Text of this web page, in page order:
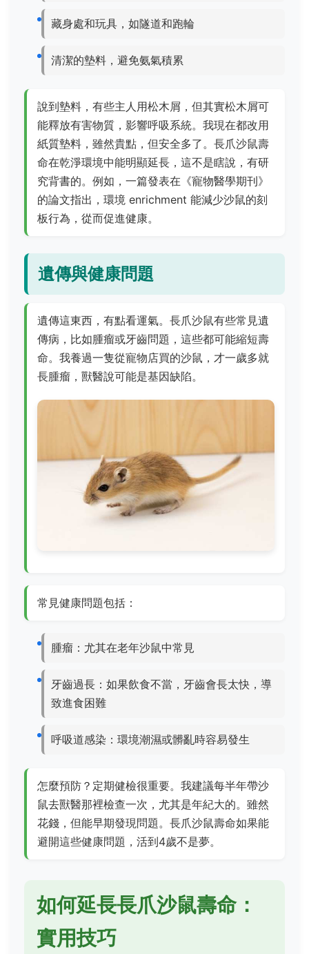
藏身處和玩具，如隧道和跑輪
清潔的墊料，避免氨氣積累
說到墊料，有些主人用松木屑，但其實松木屑可
能釋放有害物質，影響呼吸系統。我現在都改用
紙質墊料，雖然貴點，但安全多了。長爪沙鼠壽
命在乾淨環境中能明顯延長，這不是瞎說，有研
究背書的。例如，一篇發表在《寵物醫學期刊》
的論文指出，環境 enrichment 能減少沙鼠的刻
板行為，從而促進健康。
遺傳與健康問題
遺傳這東西，有點看運氣。長爪沙鼠有些常見遺
傳病，比如腫瘤或牙齒問題，這些都可能縮短壽
命。我養過一隻從寵物店買的沙鼠，才一歲多就
長腫瘤，獸醫說可能是基因缺陷。
常見健康問題包括：
腫瘤：尤其在老年沙鼠中常見
牙齒過長：如果飲食不當，牙齒會長太快，導
致進食困難
呼吸道感染：環境潮濕或髒亂時容易發生
怎麼預防？定期健檢很重要。我建議每半年帶沙
鼠去獸醫那裡檢查一次，尤其是年紀大的。雖然
花錢，但能早期發現問題。長爪沙鼠壽命如果能
避開這些健康問題，活到4歲不是夢。
如何延長長爪沙鼠壽命：
實用技巧